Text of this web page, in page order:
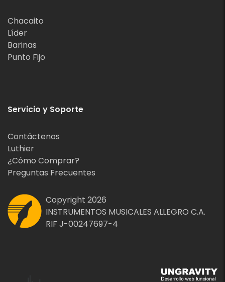
Chacaito
Líder
Barinas
Punto Fijo
Servicio y Soporte
Contáctenos
Luthier
¿Cómo Comprar?
Preguntas Frecuentes
Copyright 2026
INSTRUMENTOS MUSICALES ALLEGRO C.A.
RIF J-00247697-4